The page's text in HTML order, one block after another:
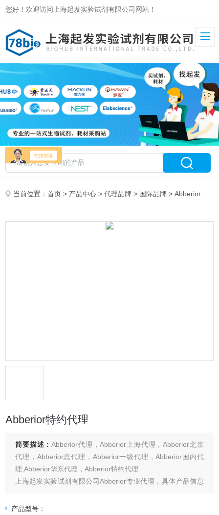
您好！欢迎访问上海起发实验试剂有限公司网站！
当前位置：首页 > 产品中心 >代理品牌 > 国际品牌 > Abberior特约代理
Abberior特约代理
简要描述：Abberior代理，Abberior上海代理，Abberior北京
代理，Abberior总代理，Abberior一级代理，Abberior国内代
理,Abberior华东代理，Abberior特约代理
上海起发实验试剂有限公司Abberior专业代理，具体产品信息
产品型号：